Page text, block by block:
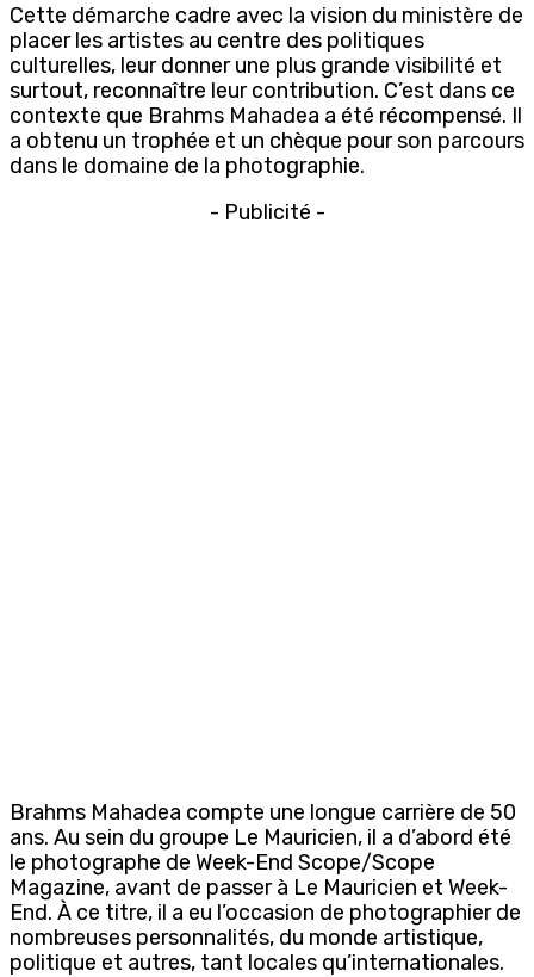
Cette démarche cadre avec la vision du ministère de
placer les artistes au centre des politiques
culturelles, leur donner une plus grande visibilité et
surtout, reconnaître leur contribution. C’est dans ce
contexte que Brahms Mahadea a été récompensé. Il
a obtenu un trophée et un chèque pour son parcours
dans le domaine de la photographie.
- Publicité -
Brahms Mahadea compte une longue carrière de 50
ans. Au sein du groupe Le Mauricien, il a d’abord été
le photographe de Week-End Scope/Scope
Magazine, avant de passer à Le Mauricien et Week-
End. À ce titre, il a eu l’occasion de photographier de
nombreuses personnalités, du monde artistique,
politique et autres, tant locales qu’internationales.